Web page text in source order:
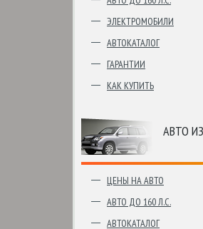
ЭЛЕКТРОМОБИЛИ
АВТОКАТАЛОГ
ГАРАНТИИ
КАК КУПИТЬ
АВТО
ЦЕНЫ НА АВТО
АВТО ДО 160 Л.С.
АВТОКАТАЛОГ